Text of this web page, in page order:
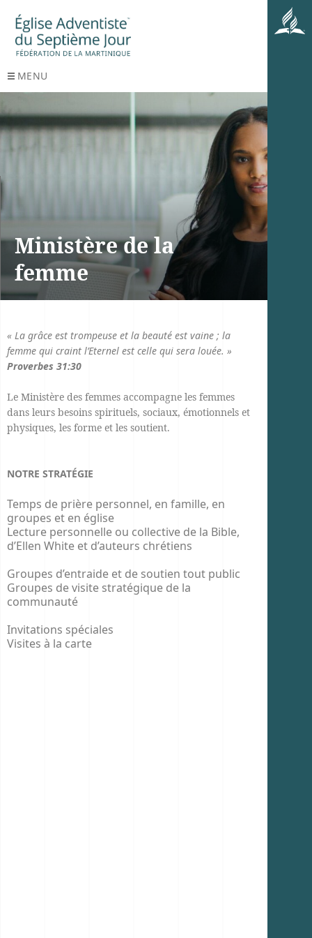
MENU
Ministère de la
femme
« La grâce est trompeuse et la beauté est vaine ; la
femme qui craint l’Eternel est celle qui sera louée. »
Proverbes 31:30
Le Ministère des femmes accompagne les femmes
dans leurs besoins spirituels, sociaux, émotionnels et
physiques, les forme et les soutient.
NOTRE STRATÉGIE
Temps de prière personnel, en famille, en
groupes et en église
Lecture personnelle ou collective de la Bible,
d’Ellen White et d’auteurs chrétiens
Groupes d’entraide et de soutien tout public
Groupes de visite stratégique de la
communauté
Invitations spéciales
Visites à la carte